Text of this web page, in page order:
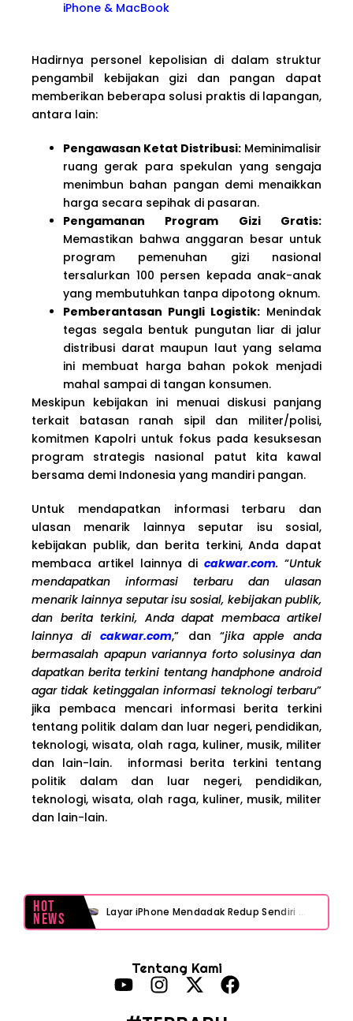
iPhone & MacBook
Hadirnya personel kepolisian di dalam struktur
pengambil kebijakan gizi dan pangan dapat
memberikan beberapa solusi praktis di lapangan,
antara lain:
Pengawasan Ketat Distribusi: Meminimalisir
ruang gerak para spekulan yang sengaja
menimbun bahan pangan demi menaikkan
harga secara sepihak di pasaran.
Pengamanan Program Gizi Gratis:
Memastikan bahwa anggaran besar untuk
program pemenuhan gizi nasional
tersalurkan 100 persen kepada anak-anak
yang membutuhkan tanpa dipotong oknum.
Pemberantasan Pungli Logistik: Menindak
tegas segala bentuk pungutan liar di jalur
distribusi darat maupun laut yang selama
ini membuat harga bahan pokok menjadi
mahal sampai di tangan konsumen.
Meskipun kebijakan ini menuai diskusi panjang
terkait batasan ranah sipil dan militer/polisi,
komitmen Kapolri untuk fokus pada kesuksesan
program strategis nasional patut kita kawal
bersama demi Indonesia yang mandiri pangan.
Untuk mendapatkan informasi terbaru dan
ulasan menarik lainnya seputar isu sosial,
kebijakan publik, dan berita terkini, Anda dapat
membaca artikel lainnya dicakwar.com.“Untuk
mendapatkan informasi terbaru dan ulasan
menarik lainnya seputar isu sosial, kebijakan publik,
dan berita terkini, Anda dapat membaca artikel
lainnya dicakwar.com,” dan “jika apple anda
bermasalah apapun variannya forto solusinya dan
dapatkan berita terkini tentang handphone android
agar tidak ketinggalan informasi teknologi terbaru”
jika pembaca mencari informasi berita terkini
tentang politik dalam dan luar negeri, pendidikan,
teknologi, wisata, olah raga, kuliner, musik, militer
dan lain-lain. informasi berita terkini tentang
politik dalam dan luar negeri, pendidikan,
teknologi, wisata, olah raga, kuliner, musik, militer
dan lain-lain.
Hot
News Layar iPhone Mendadak Redup Sendiri Padahal Auto-Brightness Mati? Ini Penyebab & Solusinya!
Tentang Kami